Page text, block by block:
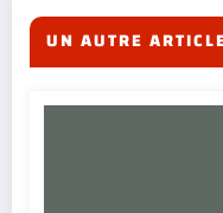
UN AUTRE